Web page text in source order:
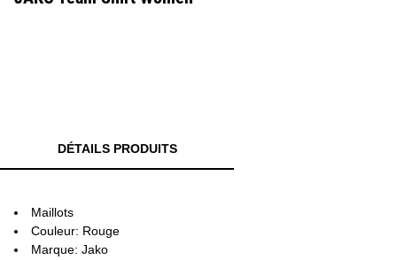
DÉTAILS PRODUITS
Maillots
Couleur: Rouge
Marque: Jako